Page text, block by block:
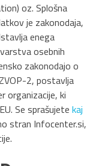
oz. Splošna
je zakonodaja,
enega
osebnih
zakonodajo o
2, postavlja
organizacije, ki
Se sprašujete kaj
stran Infocenter.si,